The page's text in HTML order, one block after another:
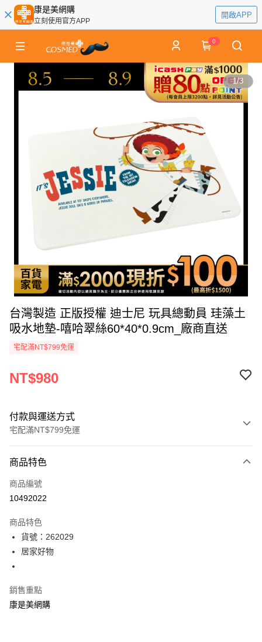
康是美網購
立刻使用官方APP
開啟APP
0
1/3
台灣製造 正版授權 迪士尼 玩具總動員 珪藻土
吸水地墊-嘻哈翠絲60*40*0.9cm_廠商直送
宅配滿NT$799免運
NT$980
付款與運送方式
宅配滿NT$799免運
icash Pay
信用卡一次付款
LINE Pay
Apple Pay
悠遊付
商品特色
商品編號
10492022
商品特色
貨號：262029
居家好物
銷售重點
康是美網購